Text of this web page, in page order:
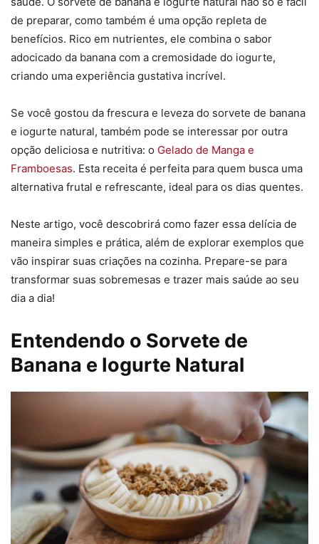
de preparar, como também é uma opção repleta de
benefícios. Rico em nutrientes, ele combina o sabor
adocicado da banana com a cremosidade do iogurte,
criando uma experiência gustativa incrível.
Se você gostou da frescura e leveza do sorvete de banana
e iogurte natural, também pode se interessar por outra
opção deliciosa e nutritiva: o Gelado de Manga e
Framboesas. Esta receita é perfeita para quem busca uma
alternativa frutal e refrescante, ideal para os dias quentes.
Neste artigo, você descobrirá como fazer essa delícia de
maneira simples e prática, além de explorar exemplos que
vão inspirar suas criações na cozinha. Prepare-se para
transformar suas sobremesas e trazer mais saúde ao seu
dia a dia!
Entendendo o Sorvete de
Banana e Iogurte Natural